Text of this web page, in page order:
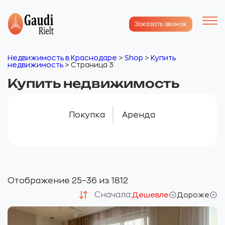
Заказать звонок
Недвижимость в Краснодаре > Shop > Купить
недвижимость > Страница 3
Купить недвижимость
Покупка Аренда
Отображение 25–36 из 1812
Сначала:Дешевле Дороже